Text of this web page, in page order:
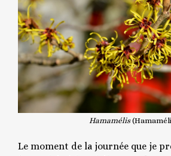
Hamamélis
Le moment de la journée que je